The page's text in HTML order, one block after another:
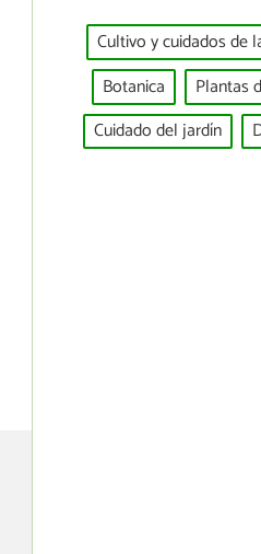
Cultivo y cuidados de
Botanica
Plantas
Cuidado del jardín